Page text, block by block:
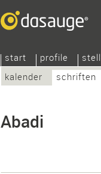
start profile
kalender
schriften
Abadi